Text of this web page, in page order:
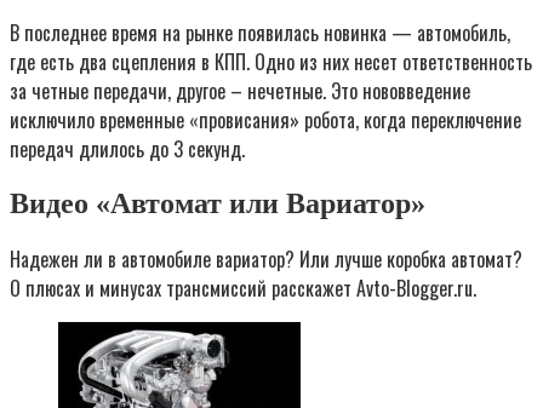
В последнее время на рынке появилась новинка — автомобиль,
где есть два сцепления в КПП. Одно из них несет ответственность
за четные передачи, другое – нечетные. Это нововведение
исключило временные «провисания» робота, когда переключение
передач длилось до 3 секунд.
Видео «Автомат или Вариатор»
Надежен ли в автомобиле вариатор? Или лучше коробка автомат?
О плюсах и минусах трансмиссий расскажет Avto-Blogger.ru.